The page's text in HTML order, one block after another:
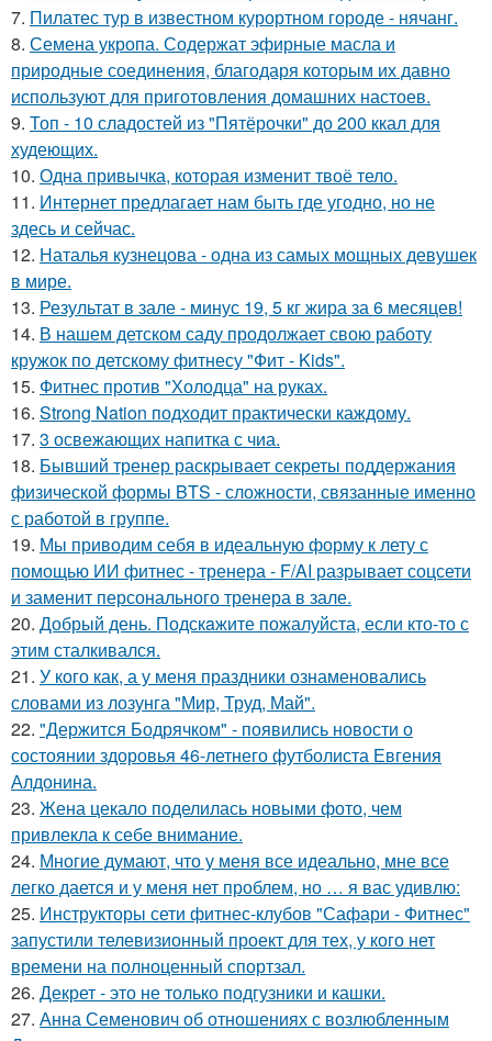
7. Пилатес тур в известном курортном городе - нячанг.
8. Семена укропа. Содержат эфирные масла и
природные соединения, благодаря которым их давно
используют для приготовления домашних настоев.
9. Топ - 10 сладостей из "Пятёрочки" до 200 ккал для
худеющих.
10. Одна привычка, которая изменит твоё тело.
11. Интернет предлагает нам быть где угодно, но не
здесь и сейчас.
12. Наталья кузнецова - одна из самых мощных девушек
в мире.
13. Результат в зале - минус 19, 5 кг жира за 6 месяцев!
14. В нашем детском саду продолжает свою работу
кружок по детскому фитнесу "Фит - Kids".
15. Фитнес против "Холодца" на руках.
16. Strong Nation подходит практически каждому.
17. 3 освежающих напитка с чиа.
18. Бывший тренер раскрывает секреты поддержания
физической формы BTS - сложности, связанные именно
с работой в группе.
19. Мы приводим себя в идеальную форму к лету с
помощью ИИ фитнес - тренера - F/AI разрывает соцсети
и заменит персонального тренера в зале.
20. Добрый день. Подскaжите пожалуйста, если кто-то с
этим сталкивался.
21. У кого как, а у меня праздники ознаменовались
словами из лозунга "Мир, Труд, Май".
22. "Держится Бодрячком" - появились новости о
состоянии здоровья 46-летнего футболиста Евгения
Алдонина.
23. Жена цекало поделилась новыми фото, чем
привлекла к себе внимание.
24. Многие думают, что у меня все идеально, мне все
легко дается и у меня нет проблем, но … я вас удивлю:
25. Инструкторы сети фитнес-клубов "Сафари - Фитнес"
запустили телевизионный проект для тех, у кого нет
времени на полноценный спортзал.
26. Декрет - это не только подгузники и кашки.
27. Анна Семенович об отношениях с возлюбленным